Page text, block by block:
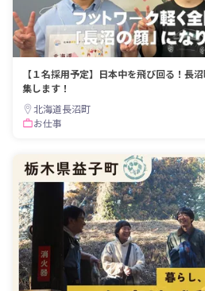
【１名採用予定】日本中を飛び回る！長
集します！
北海道長沼町
お仕事